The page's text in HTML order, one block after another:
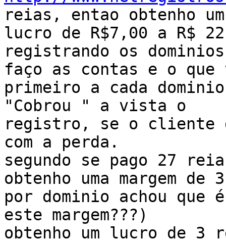
reias, entao obtenho um
lucro de R$7,00 a R$
registrando os
faço as contas e o que
primeiro a cada
"Cobrou " a vista o
registro, se o cliente
com a perda.
segundo se pago 27
obtenho uma margem de
por dominio achou que
este margem???)
obtenho um lucro de 3